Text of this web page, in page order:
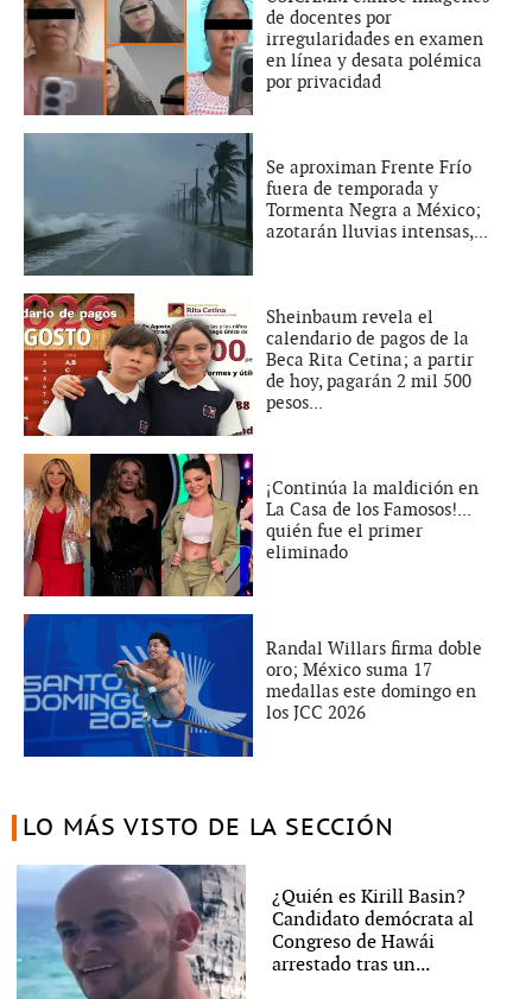
de docentes por
irregularidades en examen
en línea y desata polémica
por privacidad
Se aproximan Frente Frío
fuera de temporada y
Tormenta Negra a México;
azotarán lluvias intensas,...
Sheinbaum revela el
calendario de pagos de la
Beca Rita Cetina; a partir
de hoy, pagarán 2 mil 500
pesos...
¡Continúa la maldición en
La Casa de los Famosos!...
quién fue el primer
eliminado
Randal Willars firma doble
oro; México suma 17
medallas este domingo en
los JCC 2026
LO MÁS VISTO DE LA SECCIÓN
¿Quién es Kirill Basin?
Candidato demócrata al
Congreso de Hawái
arrestado tras un...